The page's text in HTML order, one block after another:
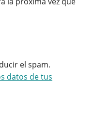
el spam.
datos de tus